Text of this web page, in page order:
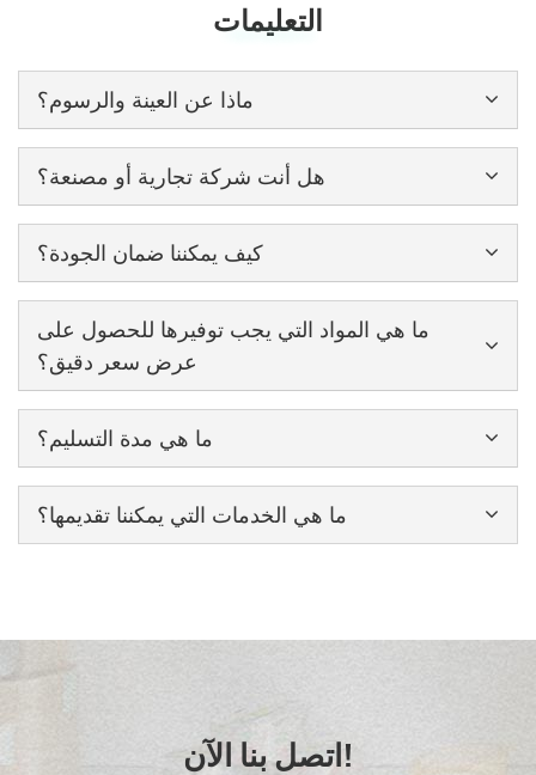
التعليمات
Frequently Asked Questions
ماذا عن العينة والرسوم؟
هل أنت شركة تجارية أو مصنعة؟
كيف يمكننا ضمان الجودة؟
ما هي المواد التي يجب توفيرها للحصول على
عرض سعر دقيق؟
ما هي مدة التسليم؟
ما هي الخدمات التي يمكننا تقديمها؟
اتصل بنا الآن!